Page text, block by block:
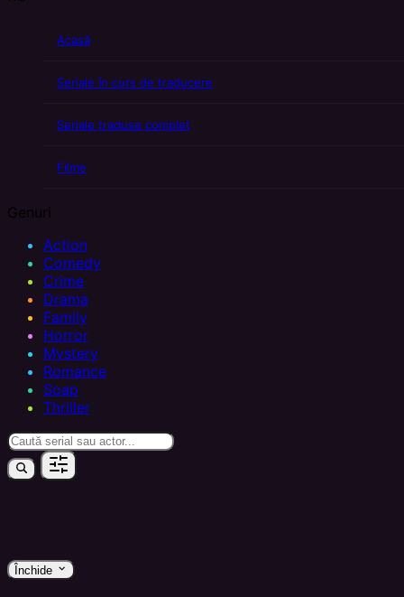
Acasă
Seriale în curs de traducere
Seriale traduse complet
Filme
Genuri
Action
Comedy
Crime
Drama
Family
Horror
Mystery
Romance
Soap
Thriller
Închide keyboard_arrow_down